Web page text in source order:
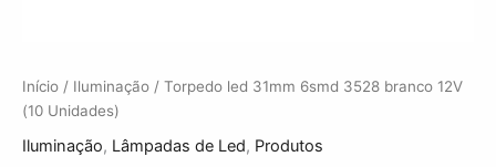
Início / Iluminação / Torpedo led 31mm 6smd 3528 branco 12V
(10 Unidades)
Iluminação, Lâmpadas de Led, Produtos